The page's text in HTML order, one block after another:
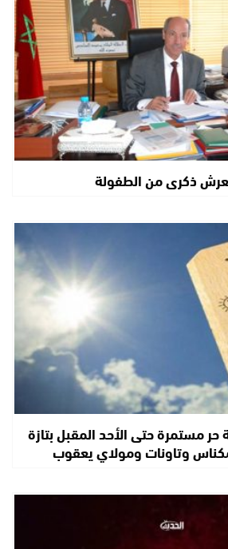
ذكرى من الطفولة
حر مستمرة حتى الأحد المقبل بتازة
وتاونات ومولاي يعقوب